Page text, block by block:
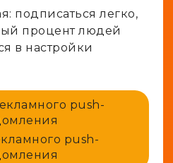
подписаться легко,
процент людей
в настройки
push-